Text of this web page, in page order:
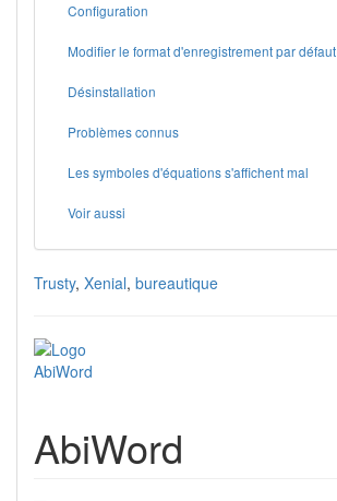
Configuration
Modifier le format d'enregistrement par défaut
Désinstallation
Problèmes connus
Les symboles d'équations s'affichent mal
Voir aussi
Trusty, Xenial, bureautique
AbiWord